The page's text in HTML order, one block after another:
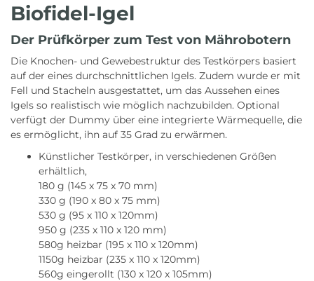
Biofidel-Igel
Der Prüfkörper zum Test von Mährobotern
Die Knochen- und Gewebestruktur des Testkörpers basiert
auf der eines durchschnittlichen Igels. Zudem wurde er mit
Fell und Stacheln ausgestattet, um das Aussehen eines
Igels so realistisch wie möglich nachzubilden. Optional
verfügt der Dummy über eine integrierte Wärmequelle, die
es ermöglicht, ihn auf 35 Grad zu erwärmen.
Künstlicher Testkörper, in verschiedenen Größen
erhältlich,
180 g (145 x 75 x 70 mm)
330 g (190 x 80 x 75 mm)
530 g (95 x 110 x 120mm)
950 g (235 x 110 x 120 mm)
580g heizbar (195 x 110 x 120mm)
1150g heizbar (235 x 110 x 120mm)
560g eingerollt (130 x 120 x 105mm)